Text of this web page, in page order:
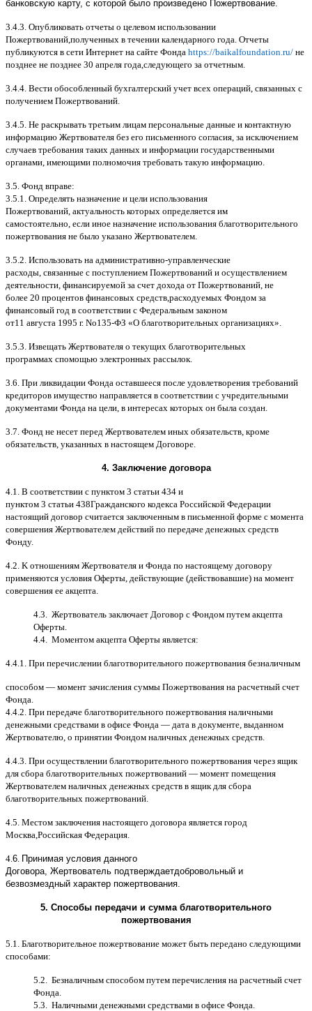
банковскую карту, с которой было произведено Пожертвование.
3.4.3. Опубликовать отчеты о целевом использовании
Пожертвований полученных в течении календарного года Отчеты
публикуются в сети Интернет на сайте Фонда https://baikalfoundation.ru/ не
позднее не позднее 30 апреля года следующего за отчетным
3.4.4. Вести обособленный бухгалтерский учет всех операций связанных с
получением Пожертвований
3.4.5. Не раскрывать третьим лицам персональные данные и контактную
информацию Жертвователя без его письменного согласия за исключением
случаев требования таких данных и информации государственными
органами имеющими полномочия требовать такую информацию
3.5. Фонд вправе:
3.5.1. Определять назначение и цели использования
Пожертвований актуальность которых определяется им
самостоятельно если иное назначение использования благотворительного
пожертвования не было указано Жертвователем
3.5.2. Использовать на административно-управленческие
расходы связанные с поступлением Пожертвований и осуществлением
деятельности финансируемой за счет дохода от Пожертвований не
более 20 процентов финансовых средств расходуемых Фондом за
финансовый год в соответствии с Федеральным законом
от11 августа 1995 г. No135-ФЗ «О благотворительных организациях».
3.5.3. Извещать Жертвователя o текущих благотворительных
программах cпомощью электронных рассылок
3.6. При ликвидации Фонда оставшееся после удовлетворения требований
кредиторов имущество направляется в соответствии с учредительными
документами Фонда на цели в интересах которых он была создан
3.7. Фонд не несет перед Жертвователем иных обязательств кроме
обязательств указанных в настоящем Договоре
4. Заключение договора
4.1. B соответствии с пунктом 3 статьи 434 и
пунктом 3 статьи 438Гражданского кодекса Российской Федерации
настоящий договор считается заключенным в письменной форме c момента
совершения Жертвователем действий по передаче денежных средств
Фонду.
4.2. K отношениям Жертвователя и Фонда по настоящему договору
применяются условия Оферты действующие (действовавшие) на момент
совершения ее акцепта
4.3. Жертвователь заключает Договор c Фондом путем акцепта
Оферты
4.4. Моментом акцепта Оферты является:
4.4.1. При перечислении благотворительного пожертвования безналичным
способом — момент зачисления суммы Пожертвования на расчетный счет
Фонда
4.4.2. При передаче благотворительного пожертвования наличными
денежными средствами в офисе Фонда — дата в документе выданном
Жертвователю o принятии Фондом наличных денежных средств
4.4.3. При осуществлении благотворительного пожертвования через ящик
для сбора благотворительных пожертвований — момент помещения
Жертвователем наличных денежных средств в ящик для сбора
благотворительных пожертвований
4.5. Местом заключения настоящего договора является город
Москва Российская Федерация
4. 6 Принимая условия данного
Договора, Жертвователь подтверждаетдобровольный и
безвозмездный характер пожертвования
5. Способы передачи и сумма благотворительного
пожертвования
5.1. Благотворительное пожертвование может быть передано следующими
способами:
5.2. Безналичным способом путем перечисления на расчетный счет
Фонда
5.3. Наличными денежными средствами в офисе Фонда